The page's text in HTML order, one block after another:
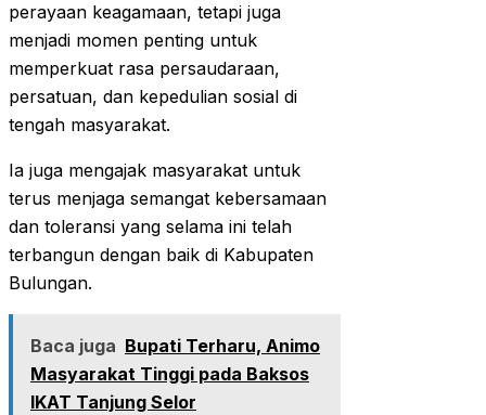
perayaan keagamaan, tetapi juga
menjadi momen penting untuk
memperkuat rasa persaudaraan,
persatuan, dan kepedulian sosial di
tengah masyarakat.
Ia juga mengajak masyarakat untuk
terus menjaga semangat kebersamaan
dan toleransi yang selama ini telah
terbangun dengan baik di Kabupaten
Bulungan.
Baca juga Bupati Terharu, Animo
Masyarakat Tinggi pada Baksos
IKAT Tanjung Selor